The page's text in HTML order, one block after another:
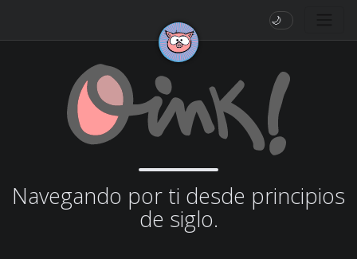
🌙
Navegando por ti desde principios
de siglo.